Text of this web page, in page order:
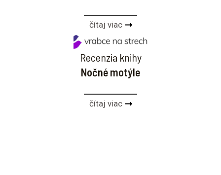
čítaj viac
Recenzia knihy
Nočné motýle
čítaj viac